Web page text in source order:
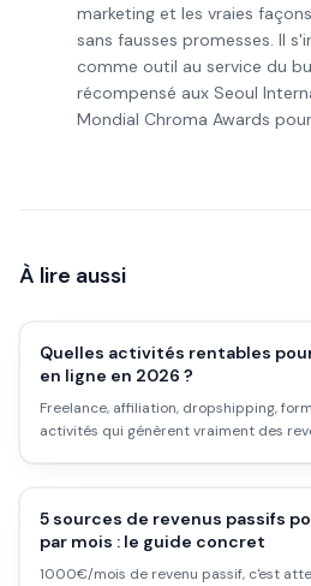
marketing et les vraies
sans fausses promesses. Il
comme outil au service du
récompensé aux Seoul
Mondial Chroma Awards
À lire aussi
Quelles activités rentables
en ligne en 2026 ?
Freelance, affiliation, dropshipping,
activités qui génèrent vraiment des
5 sources de revenus passifs
par mois : le guide concret
1000€/mois de revenu passif, c'est